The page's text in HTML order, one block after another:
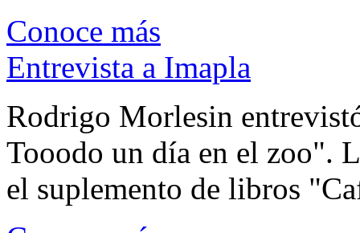
Conoce más
Entrevista a Imapla
Rodrigo Morlesin
Tooodo un día en el zoo".
el suplemento de libros